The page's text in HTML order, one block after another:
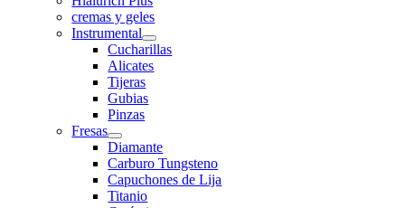
cremas y geles
Instrumental
Cucharillas
Alicates
Tijeras
Gubias
Pinzas
Fresas
Diamante
Carburo Tungsteno
Capuchones de Lija
Titanio